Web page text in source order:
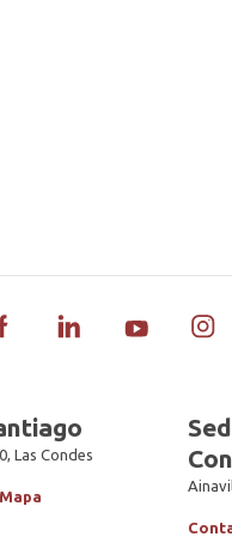
LinkedInYouTube
Las Condes
Mapa